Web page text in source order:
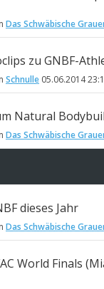
Das Schwäbische
zu GNBF-
Schnulle 05.06.2014
Natural
Das Schwäbische
dieses Jahr
Das Schwäbische
World Finals